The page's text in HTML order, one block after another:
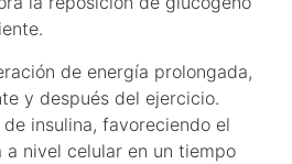
de energía prolongada,
y después del ejercicio.
insulina, favoreciendo el
a nivel celular en un tiempo